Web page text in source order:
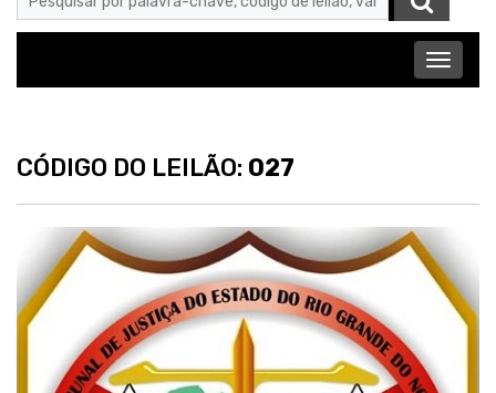
Abrir
menu
CÓDIGO DO LEILÃO: 027